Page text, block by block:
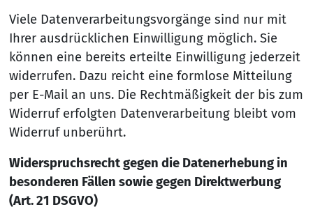
Viele Datenverarbeitungsvorgänge sind nur mit
Ihrer ausdrücklichen Einwilligung möglich. Sie
können eine bereits erteilte Einwilligung jederzeit
widerrufen. Dazu reicht eine formlose Mitteilung
per E-Mail an uns. Die Rechtmäßigkeit der bis zum
Widerruf erfolgten Datenverarbeitung bleibt vom
Widerruf unberührt.
Widerspruchsrecht gegen die Datenerhebung in
besonderen Fällen sowie gegen Direktwerbung
(Art. 21 DSGVO)